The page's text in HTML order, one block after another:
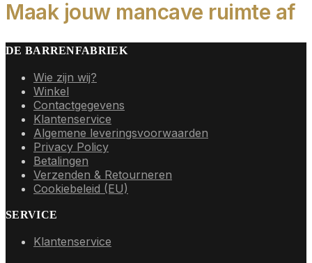
Maak jouw mancave ruimte af
DE BARRENFABRIEK
Wie zijn wij?
Winkel
Contactgegevens
Klantenservice
Algemene leveringsvoorwaarden
Privacy Policy
Betalingen
Verzenden & Retourneren
Cookiebeleid (EU)
SERVICE
Klantenservice